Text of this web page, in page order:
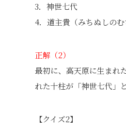
3．神世七代
4．道主貴（みちぬしのむ
正解（2）
最初に、高天原に生まれ
れた十柱が「神世七代」
【クイズ2】